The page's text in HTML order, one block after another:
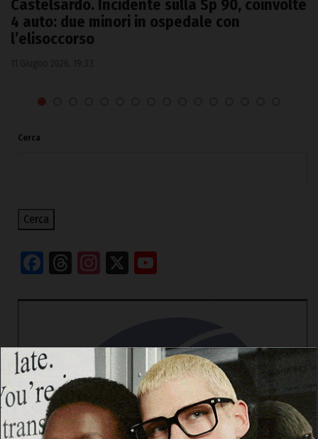
Castelsardo. Incidente sulla Sp 90, coinvolte
4 auto: due minori in ospedale con
l’elisoccorso
Cerca
Cerca
Facebook
Threads
Instagram
X